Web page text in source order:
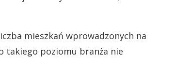
mieszkań wprowadzonych na
takiego poziomu branża nie